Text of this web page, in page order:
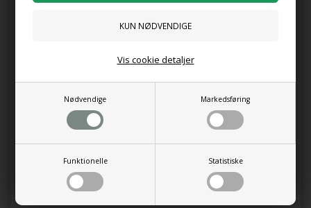
Nødvendige Markedsføring
Funktionelle Statistiske
Vis cookie detaljer